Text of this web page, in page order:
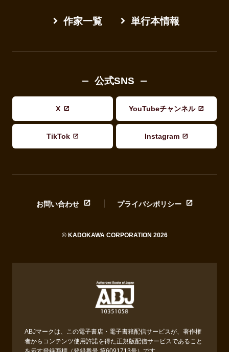
作家一覧 単行本情報
公式SNS
X YouTubeチャンネル
TikTok Instagram
お問い合わせ プライバシポリシー
© KADOKAWA CORPORATION 2026
ABJマークは、この電子書店・電子書籍配信サービスが、著作権
者からコンテンツ使用許諾を得た正規版配信サービスであること